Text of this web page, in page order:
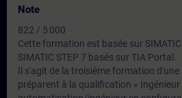
Note
822 / 5 000
Cette formation est basée sur
SIMATIC STEP 7 basés sur TIA Portal.
Il s'agit de la troisième formation d'une
préparent à la qualification « Ingénieur